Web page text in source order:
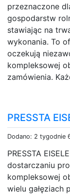
przeznaczone
gospodarstw
stawiając na
wykonania. To
oczekują
kompleksowej
zamówienia.
PRESSTA
Dodano: 2 tygodnie
PRESSTA
dostarczaniu
kompleksowej
wielu gałęziach